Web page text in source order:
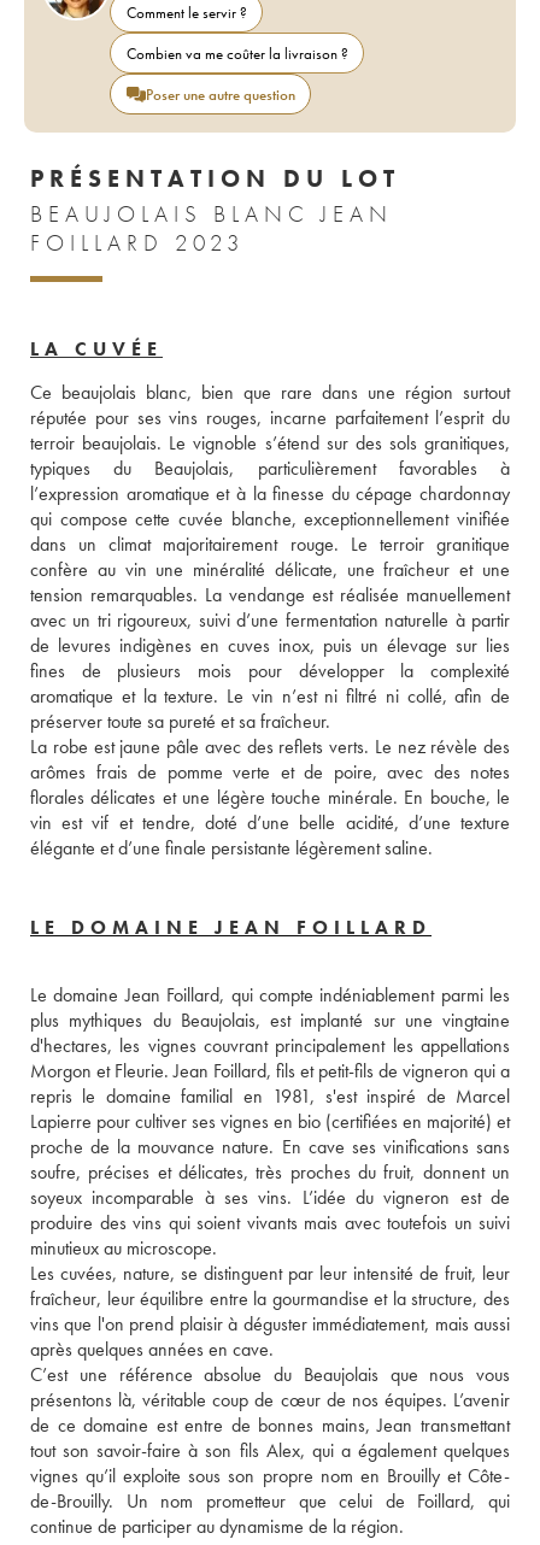
Comment le servir ?
Combien va me coûter la livraison ?
Poser une autre question
PRÉSENTATION DU LOT
BEAUJOLAIS BLANC JEAN
FOILLARD 2023
LA CUVÉE
Ce beaujolais blanc, bien que rare dans une région surtout
réputée pour ses vins rouges, incarne parfaitement l’esprit du
terroir beaujolais. Le vignoble s’étend sur des sols granitiques,
typiques du Beaujolais, particulièrement favorables à
l’expression aromatique et à la finesse du cépage chardonnay
qui compose cette cuvée blanche, exceptionnellement vinifiée
dans un climat majoritairement rouge. Le terroir granitique
confère au vin une minéralité délicate, une fraîcheur et une
tension remarquables. La vendange est réalisée manuellement
avec un tri rigoureux, suivi d’une fermentation naturelle à partir
de levures indigènes en cuves inox, puis un élevage sur lies
fines de plusieurs mois pour développer la complexité
aromatique et la texture. Le vin n’est ni filtré ni collé, afin de
préserver toute sa pureté et sa fraîcheur.
La robe est jaune pâle avec des reflets verts. Le nez révèle des
arômes frais de pomme verte et de poire, avec des notes
florales délicates et une légère touche minérale. En bouche, le
vin est vif et tendre, doté d’une belle acidité, d’une texture
élégante et d’une finale persistante légèrement saline.
LE DOMAINE JEAN FOILLARD
Le domaine Jean Foillard, qui compte indéniablement parmi les
plus mythiques du Beaujolais, est implanté sur une vingtaine
d'hectares, les vignes couvrant principalement les appellations
Morgon et Fleurie. Jean Foillard, fils et petit-fils de vigneron qui a
repris le domaine familial en 1981, s'est inspiré de Marcel
Lapierre pour cultiver ses vignes en bio (certifiées en majorité) et
proche de la mouvance nature. En cave ses vinifications sans
soufre, précises et délicates, très proches du fruit, donnent un
soyeux incomparable à ses vins. L’idée du vigneron est de
produire des vins qui soient vivants mais avec toutefois un suivi
minutieux au microscope.
Les cuvées, nature, se distinguent par leur intensité de fruit, leur
fraîcheur, leur équilibre entre la gourmandise et la structure, des
vins que l'on prend plaisir à déguster immédiatement, mais aussi
après quelques années en cave.
C’est une référence absolue du Beaujolais que nous vous
présentons là, véritable coup de cœur de nos équipes. L’avenir
de ce domaine est entre de bonnes mains, Jean transmettant
tout son savoir-faire à son fils Alex, qui a également quelques
vignes qu’il exploite sous son propre nom en Brouilly et Côte-
de-Brouilly. Un nom prometteur que celui de Foillard, qui
continue de participer au dynamisme de la région.